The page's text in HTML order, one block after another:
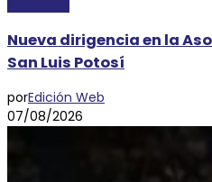
Nueva dirigencia en la
San Luis Potosí
porEdición Web
07/08/2026